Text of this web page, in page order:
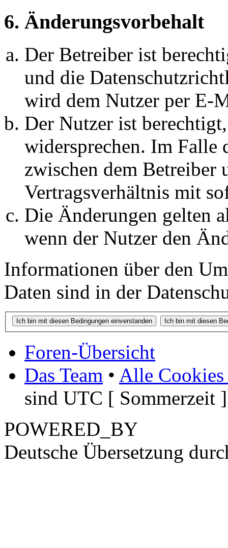
6. Änderungsvorbehalt
Der Betreiber ist
und die
wird dem Nutzer per E-
Der Nutzer ist
widersprechen. Im Falle
zwischen dem Betreiber
Vertragsverhältnis mit
Die Änderungen gelten
wenn der Nutzer den
Informationen über den
Daten sind in der
Foren-Übersicht
Das Team • Alle Cookies
sind UTC [ Sommerzeit ]
POWERED_BY
Deutsche Übersetzung